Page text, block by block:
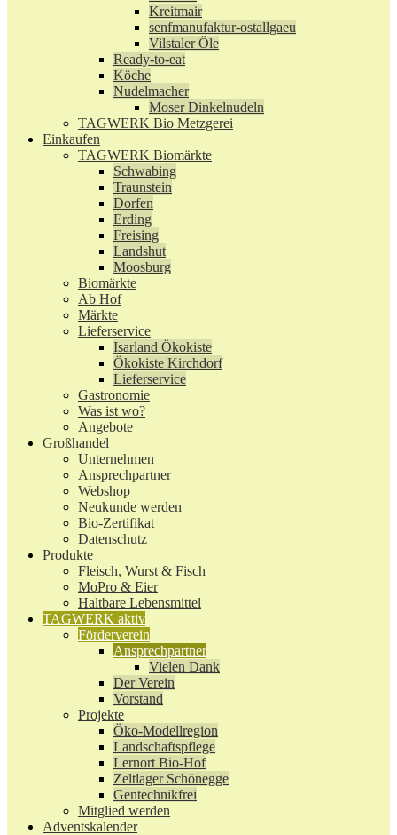
Kreitmair
senfmanufaktur-ostallgaeu
Vilstaler Öle
Ready-to-eat
Köche
Nudelmacher
Moser Dinkelnudeln
TAGWERK Bio Metzgerei
Einkaufen
TAGWERK Biomärkte
Schwabing
Traunstein
Dorfen
Erding
Freising
Landshut
Moosburg
Biomärkte
Ab Hof
Märkte
Lieferservice
Isarland Ökokiste
Ökokiste Kirchdorf
Lieferservice
Gastronomie
Was ist wo?
Angebote
Großhandel
Unternehmen
Ansprechpartner
Webshop
Neukunde werden
Bio-Zertifikat
Datenschutz
Produkte
Fleisch, Wurst & Fisch
MoPro & Eier
Haltbare Lebensmittel
TAGWERK aktiv
Förderverein
Ansprechpartner
Vielen Dank
Der Verein
Vorstand
Projekte
Öko-Modellregion
Landschaftspflege
Lernort Bio-Hof
Zeltlager Schönegge
Gentechnikfrei
Mitglied werden
Adventskalender